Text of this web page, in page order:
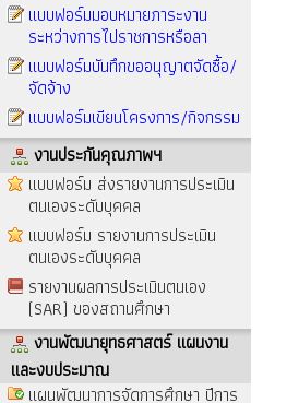
แบบฟอร์มมอบหมายภาระงาน
ระหว่างการไปราชการหรือลา
แบบฟอร์มบันทึกขออนุญาตจัดซื้อ/
จัดจ้าง
แบบฟอร์มเขียนโครงการ/กิจกรรม
งานประกันคุณภาพฯ
แบบฟอร์ม ส่งรายงานการประเมิน
ตนเองระดับบุคคล
แบบฟอร์ม รายงานการประเมิน
ตนเองระดับบุคคล
รายงานผลการประเมินตนเอง
(SAR) ของสถานศึกษา
งานพัฒนายุทธศาสตร์ แผนงาน
และงบประมาณ
แผนพัฒนาการจัดการศึกษา ปีการ